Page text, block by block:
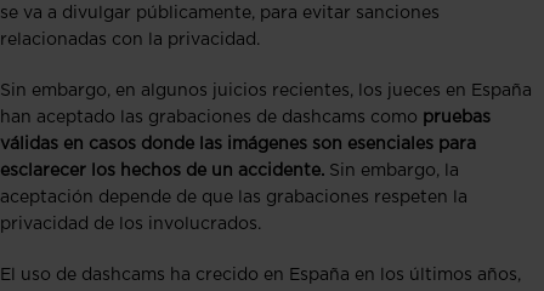
se va a divulgar públicamente, para evitar sanciones
relacionadas con la privacidad.
Sin embargo, en algunos juicios recientes, los jueces en España
han aceptado las grabaciones de dashcams como pruebas
válidas en casos donde las imágenes son esenciales para
esclarecer los hechos de un accidente. Sin embargo, la
aceptación depende de que las grabaciones respeten la
privacidad de los involucrados.
El uso de dashcams ha crecido en España en los últimos años,